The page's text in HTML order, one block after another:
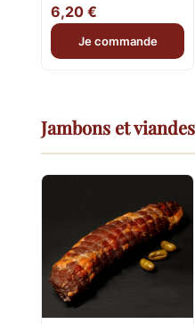
6,20 €
Je commande
Jambons et